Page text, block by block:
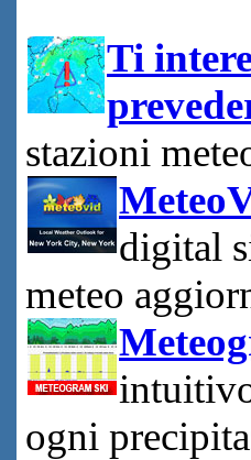
Ti
stazioni
digital
meteo
ogni